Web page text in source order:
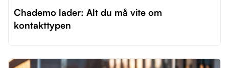
Chademo lader: Alt du må vite om
kontakttypen